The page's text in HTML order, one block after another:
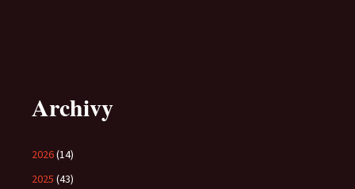
Archivy
2026(14)
2025 (43)